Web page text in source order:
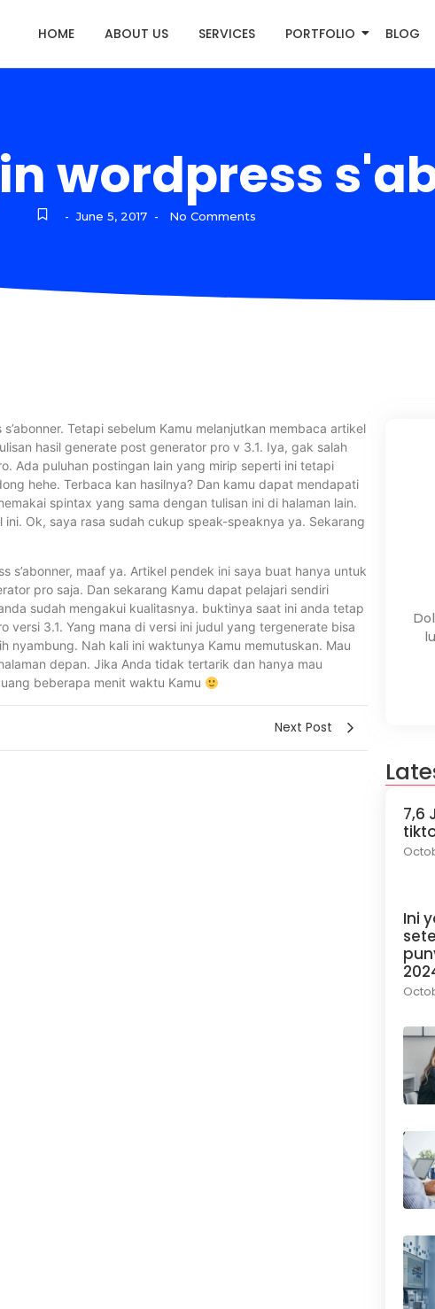
HOME ABOUT US SERVICES PORTFOLIO BLOG
wordpress
- June 5, 2017 - No Comments
Tetapi sebelum Kamu melanjutkan membaca artikel
hasil generate post generator pro v 3.1. Iya, gak salah
Ada puluhan postingan lain yang mirip seperti ini tetapi
hehe. Terbaca kan hasilnya? Dan kamu dapat mendapati
spintax yang sama dengan tulisan ini di halaman lain.
Ok, saya rasa sudah cukup speak-speaknya ya. Sekarang
maaf ya. Artikel pendek ini saya buat hanya untuk
pro saja. Dan sekarang Kamu dapat pelajari sendiri
sudah mengakui kualitasnya. buktinya saat ini anda tetap
3.1. Yang mana di versi ini judul yang tergenerate bisa
Nah kali ini waktunya Kamu memutuskan. Mau
depan. Jika Anda tidak tertarik dan hanya mau
beberapa menit waktu Kamu
Next Post
7,6
Ini